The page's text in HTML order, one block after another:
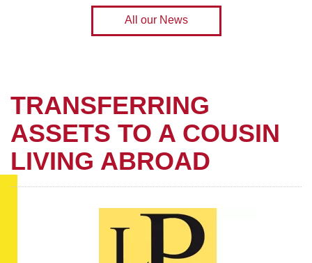
All our News
TRANSFERRING
ASSETS TO A COUSIN
LIVING ABROAD